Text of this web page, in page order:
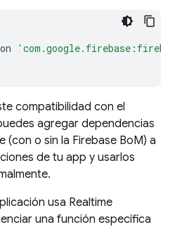
'com.google.firebase:firebase-
compatibilidad con el
agregar dependencias
(con o sin la Firebase BoM) a
de tu app y usarlos
usa Realtime
una función específica